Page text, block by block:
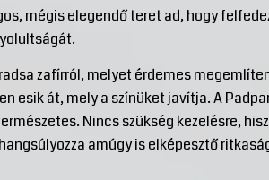
mégis elegendő teret ad, hogy
zafírról, melyet érdemes
esik át, mely a színüket javítja. A
Nincs szükség kezelésre,
amúgy is elképesztő